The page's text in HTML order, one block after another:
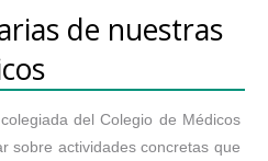
de nuestras
del Colegio de Médicos
sobre actividades concretas que